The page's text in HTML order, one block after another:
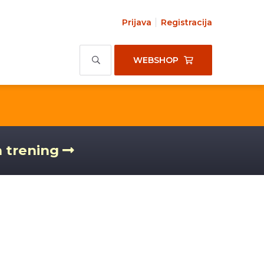
Prijava Registracija
WEBSHOP
trening